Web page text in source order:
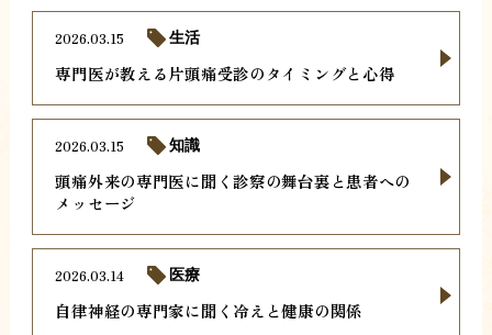
専門医が教える片頭痛受診のタイミングと心得
2026.03.15 生活
頭痛外来の専門医に聞く診察の舞台裏と患者への
メッセージ
2026.03.15 知識
自律神経の専門家に聞く冷えと健康の関係
2026.03.14 医療